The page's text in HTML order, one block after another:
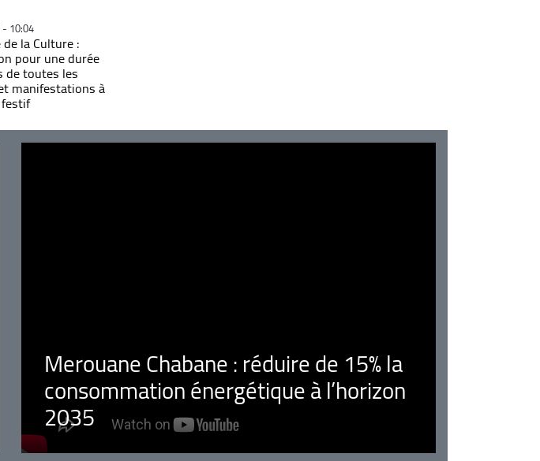
10:04
la Culture :
pour une durée
de toutes les
manifestations à
Merouane Chabane : réduire de 15% la
consommation énergétique à l’horizon
2035